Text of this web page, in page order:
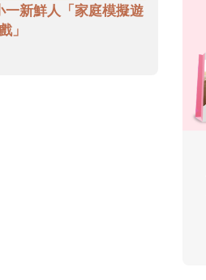
新鮮人「家庭模擬遊
」